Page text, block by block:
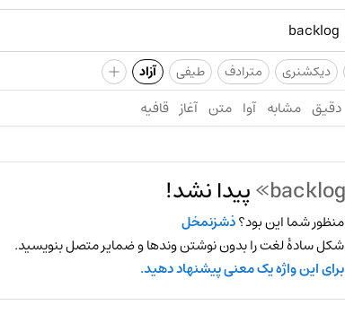
دیکشنری مترادف طیفی آزاد +
دقیق مشابه آوا متن آغاز قافیه
پیدا نشد!
منظور شما این بود؟ذشزنمخل
شکل سادهٔ لغت را بدون نوشتن وندها و ضمایر متصل بنویسید.
برای این واژه یک معنی پیشنهاد دهید.